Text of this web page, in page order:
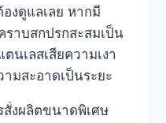
งดูแลเลย หากมี
ราบสกปรกสะสมเป็น
นเลสเสียความเงา
มสะอาดเป็นระยะ
งผลิตขนาดพิเศษ